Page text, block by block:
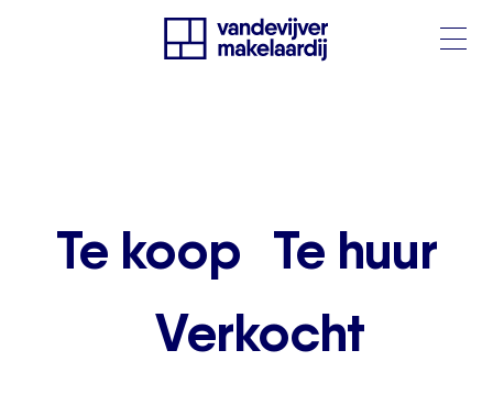
Te koop Te huur
Verkocht